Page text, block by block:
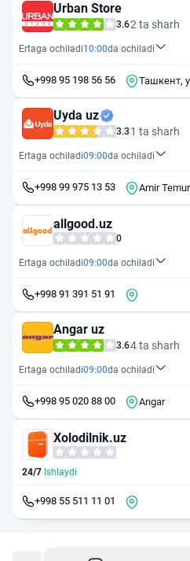
Urban Store
3.62 ta sharh
Ertaga ochiladi10:00da ochiladi
+998 95 198 56 56
Ташкент,
Uyda uz
3.3 1 ta sharh
Ertaga ochiladi09:00da ochiladi
+998 99 975 13 53 Amir
allgood.uz
0
Ertaga ochiladi09:00da ochiladi
+998 91 391 51 91
Angar uz
3.64 ta sharh
Ertaga ochiladi09:00da ochiladi
+998 95 020 88 00 Angar
Xolodilnik.uz
24/7 Ishlaydi
+998 55 511 11 01